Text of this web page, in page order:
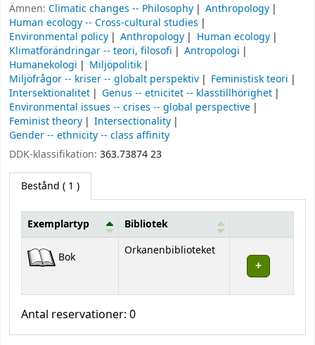
Ämnen: Climatic changes -- Philosophy
Anthropology
Human ecology -- Cross-cultural studies
Environmental policy
Anthropology
Human ecology
Klimatförändringar -- teori, filosofi
Antropologi
Humanekologi
Miljöpolitik
Miljöfrågor -- kriser -- globalt perspektiv
Feministisk teori
Intersektionalitet
Genus -- etnicitet -- klasstillhörighet
Environmental issues -- crises -- global perspective
Feminist theory
Intersectionality
Gender -- ethnicity -- class affinity
DDK-klassifikation: 363.73874 23
Bestånd ( 1 )
Exemplartyp Bibliotek
Bok Orkanenbiblioteket
Antal reservationer: 0